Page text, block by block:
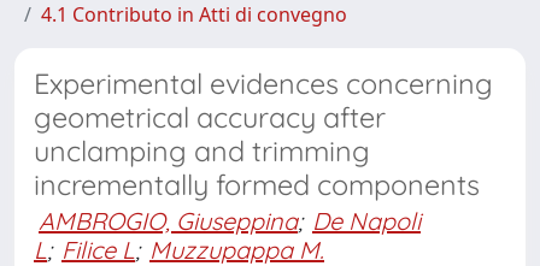
4.1 Contributo in Atti di convegno
Experimental evidences concerning
geometrical accuracy after
unclamping and trimming
incrementally formed components
AMBROGIO, Giuseppina; De Napoli
L; Filice L; Muzzupappa M.